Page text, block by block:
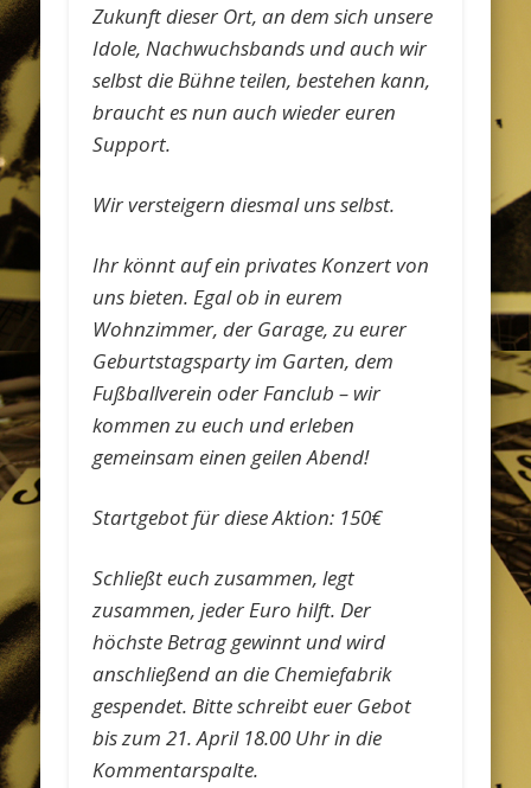
Zukunft dieser Ort, an dem sich unsere
Idole, Nachwuchsbands und auch wir
selbst die Bühne teilen, bestehen kann,
braucht es nun auch wieder euren
Support.
Wir versteigern diesmal uns selbst.
Ihr könnt auf ein privates Konzert von
uns bieten. Egal ob in eurem
Wohnzimmer, der Garage, zu eurer
Geburtstagsparty im Garten, dem
Fußballverein oder Fanclub – wir
kommen zu euch und erleben
gemeinsam einen geilen Abend!
Startgebot für diese Aktion: 150€
Schließt euch zusammen, legt
zusammen, jeder Euro hilft. Der
höchste Betrag gewinnt und wird
anschließend an die Chemiefabrik
gespendet. Bitte schreibt euer Gebot
bis zum 21. April 18.00 Uhr in die
Kommentarspalte.